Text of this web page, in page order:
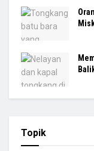
Topik